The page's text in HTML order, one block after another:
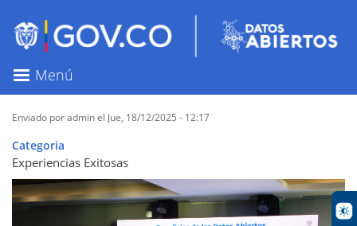
contenido
principal
Menú
Enviado poradminel Jue, 18/12/2025 - 12:17
Categoria
Experiencias Exitosas